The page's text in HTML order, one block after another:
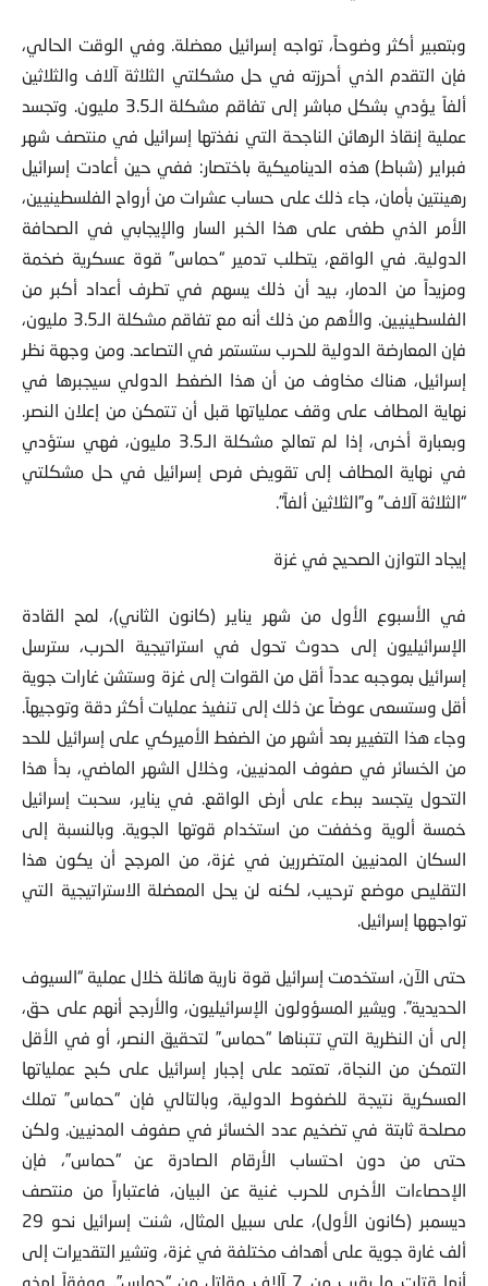
وبتعبير أكثر وضوحاً، تواجه إسرائيل معضلة. وفي الوقت الحالي،
فإن التقدم الذي أحرزته في حل مشكلتي الثلاثة آلاف والثلاثين
ألفاً يؤدي بشكل مباشر إلى تفاقم مشكلة الـ3.5 مليون. وتجسد
عملية إنقاذ الرهائن الناجحة التي نفذتها إسرائيل في منتصف شهر
فبراير (شباط) هذه الديناميكية باختصار: ففي حين أعادت إسرائيل
رهينتين بأمان، جاء ذلك على حساب عشرات من أرواح الفلسطينيين،
الأمر الذي طغى على هذا الخبر السار والإيجابي في الصحافة
الدولية. في الواقع، يتطلب تدمير “حماس” قوة عسكرية ضخمة
ومزيداً من الدمار، بيد أن ذلك يسهم في تطرف أعداد أكبر من
الفلسطينيين. والأهم من ذلك أنه مع تفاقم مشكلة الـ3.5 مليون،
فإن المعارضة الدولية للحرب ستستمر في التصاعد. ومن وجهة نظر
إسرائيل، هناك مخاوف من أن هذا الضغط الدولي سيجبرها في
نهاية المطاف على وقف عملياتها قبل أن تتمكن من إعلان النصر.
وبعبارة أخرى، إذا لم تعالج مشكلة الـ3.5 مليون، فهي ستؤدي
في نهاية المطاف إلى تقويض فرص إسرائيل في حل مشكلتي
“الثلاثة آلاف” و”الثلاثين ألفاً”.
إيجاد التوازن الصحيح في غزة
في الأسبوع الأول من شهر يناير (كانون الثاني)، لمح القادة
الإسرائيليون إلى حدوث تحول في استراتيجية الحرب، سترسل
إسرائيل بموجبه عدداً أقل من القوات إلى غزة وستشن غارات جوية
أقل وستسعى عوضاً عن ذلك إلى تنفيذ عمليات أكثر دقة وتوجيهاً.
وجاء هذا التغيير بعد أشهر من الضغط الأميركي على إسرائيل للحد
من الخسائر في صفوف المدنيين، وخلال الشهر الماضي، بدأ هذا
التحول يتجسد ببطء على أرض الواقع. في يناير، سحبت إسرائيل
خمسة ألوية وخففت من استخدام قوتها الجوية. وبالنسبة إلى
السكان المدنيين المتضررين في غزة، من المرجح أن يكون هذا
التقليص موضع ترحيب، لكنه لن يحل المعضلة الاستراتيجية التي
تواجهها إسرائيل.
حتى الآن، استخدمت إسرائيل قوة نارية هائلة خلال عملية “السيوف
الحديدية”. ويشير المسؤولون الإسرائيليون، والأرجح أنهم على حق،
إلى أن النظرية التي تتبناها “حماس” لتحقيق النصر، أو في الأقل
التمكن من النجاة، تعتمد على إجبار إسرائيل على كبح عملياتها
العسكرية نتيجة للضغوط الدولية، وبالتالي فإن “حماس” تملك
مصلحة ثابتة في تضخيم عدد الخسائر في صفوف المدنيين. ولكن
حتى من دون احتساب الأرقام الصادرة عن “حماس”، فإن
الإحصاءات الأخرى للحرب غنية عن البيان، فاعتباراً من منتصف
ديسمبر (كانون الأول)، على سبيل المثال، شنت إسرائيل نحو 29
ألف غارة جوية على أهداف مختلفة في غزة، وتشير التقديرات إلى
أنها قتلت ما يقرب من 7 آلاف مقاتل من “حماس”. ووفقاً لهذه